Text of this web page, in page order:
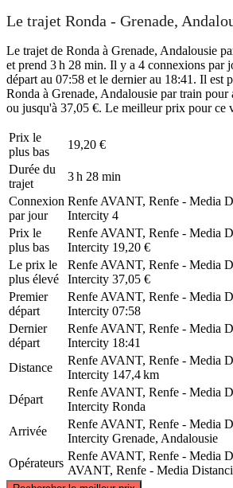
Le trajet Ronda - Grenade,
Le trajet de Ronda à Grenade, Andalousie
et prend 3 h 28 min. Il y a 4 connexions par
départ au 07:58 et le dernier au 18:41. Il est
Ronda à Grenade, Andalousie par train pour
ou jusqu'à 37,05 €. Le meilleur prix pour ce
Prix ​​le
plus bas
19,20 €
Durée du
trajet
3 h 28 min
Connexion
par jour
Renfe AVANT, Renfe - Media
Intercity 4
Prix ​​le
plus bas
Renfe AVANT, Renfe - Media
Intercity 19,20 €
Le prix le
plus élevé
Renfe AVANT, Renfe - Media
Intercity 37,05 €
Premier
départ
Renfe AVANT, Renfe - Media
Intercity 07:58
Dernier
départ
Renfe AVANT, Renfe - Media
Intercity 18:41
Distance
Renfe AVANT, Renfe - Media
Intercity 147,4 km
Départ
Renfe AVANT, Renfe - Media
Intercity Ronda
Arrivée
Renfe AVANT, Renfe - Media
Intercity Grenade, Andalousie
Opérateurs
Renfe AVANT, Renfe - Media
AVANT, Renfe - Media
© CARTO, ©